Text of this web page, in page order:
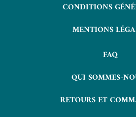
CONDITIONS
MENTIONS
FAQ
QUI SOMMES-
RETOURS ET